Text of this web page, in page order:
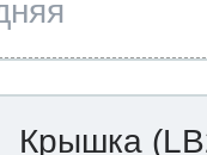
Крышка